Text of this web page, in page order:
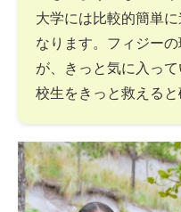
大学には比較的簡単
なります。フィジー
が、きっと気に入っ
校生をきっと救えると